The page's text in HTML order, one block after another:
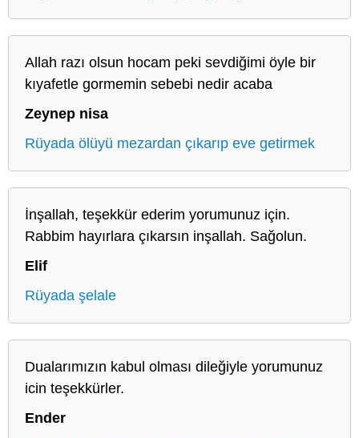
Allah razı olsun hocam peki sevdiğimi öyle bir
kıyafetle gormemin sebebi nedir acaba
Zeynep nisa
Rüyada ölüyü mezardan çıkarıp eve getirmek
İnşallah, teşekkür ederim yorumunuz için.
Rabbim hayırlara çıkarsın inşallah. Sağolun.
Elif
Rüyada şelale
Dualarımızın kabul olması dileğiyle yorumunuz
icin teşekkürler.
Ender